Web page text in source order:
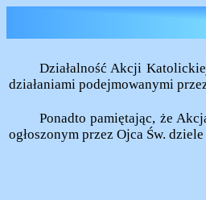
Działalność Akcji
działaniami podejmowanymi
Ponadto pamiętając, że
ogłoszonym przez Ojca Św.